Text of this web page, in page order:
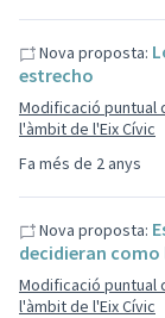
Fa més de 2 anys
Nova proposta:
estrecho
Modificació puntual
l'àmbit de l'Eix Cívic
Nova proposta:
decidieran como
Modificació puntual
l'àmbit de l'Eix Cívic